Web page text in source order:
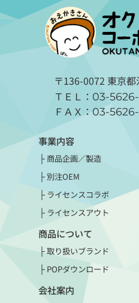
〒136-0072 東京
ＴＥＬ： 03-
ＦＡＸ：03-
事業内容
商品企画／製造
別注OEM
ライセンスコラボ
ライセンスアウト
商品について
取り扱いブランド
POPダウンロード
会社案内